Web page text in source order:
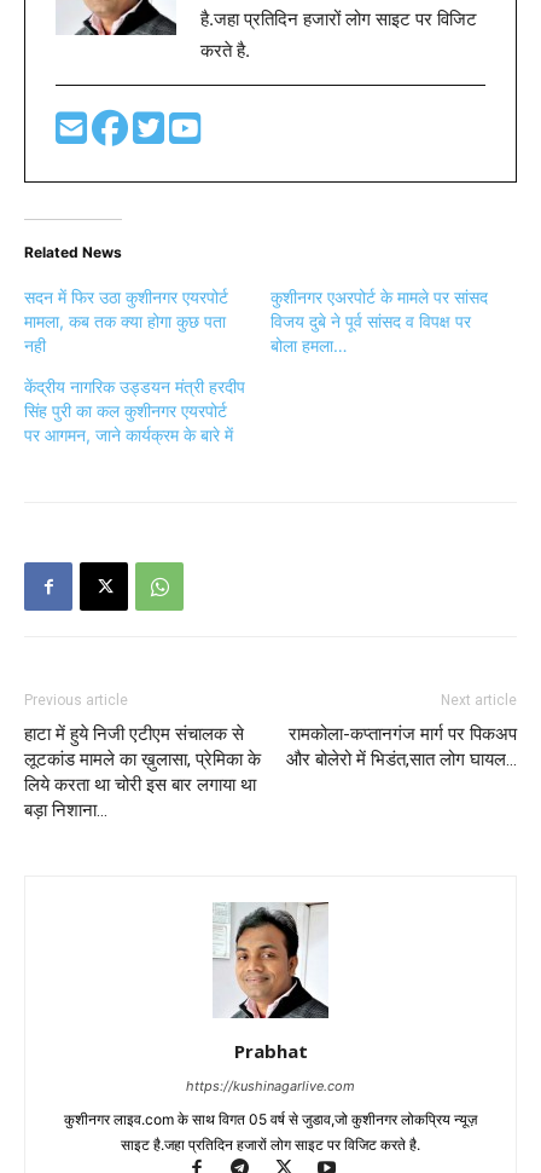
है.जहा प्रतिदिन हजारों लोग साइट पर विजिट
करते है.
Related News
सदन में फिर उठा कुशीनगर एयरपोर्ट
मामला, कब तक क्या होगा कुछ पता
नही
कुशीनगर एअरपोर्ट के मामले पर सांसद
विजय दुबे ने पूर्व सांसद व विपक्ष पर
बोला हमला…
केंद्रीय नागरिक उड्डयन मंत्री हरदीप
सिंह पुरी का कल कुशीनगर एयरपोर्ट
पर आगमन, जाने कार्यक्रम के बारे में
Previous article
हाटा में हुये निजी एटीएम संचालक से
लूटकांड मामले का ख़ुलासा, प्रेमिका के
लिये करता था चोरी इस बार लगाया था
बड़ा निशाना…
Next article
रामकोला-कप्तानगंज मार्ग पर पिकअप
और बोलेरो में भिडंत,सात लोग घायल…
Prabhat
https://kushinagarlive.com
कुशीनगर लाइव.com के साथ विगत 05 वर्ष से जुडाव,जो कुशीनगर लोकप्रिय न्यूज़
साइट है.जहा प्रतिदिन हजारों लोग साइट पर विजिट करते है.